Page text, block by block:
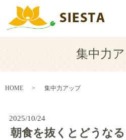
集中力
HOME 集中力アップ
2025/10/24
朝食を抜くとどうな